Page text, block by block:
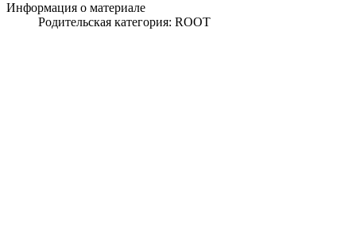
Информация о материале
Родительская категория: ROOT